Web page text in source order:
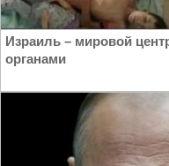
Израиль – мировой
органами